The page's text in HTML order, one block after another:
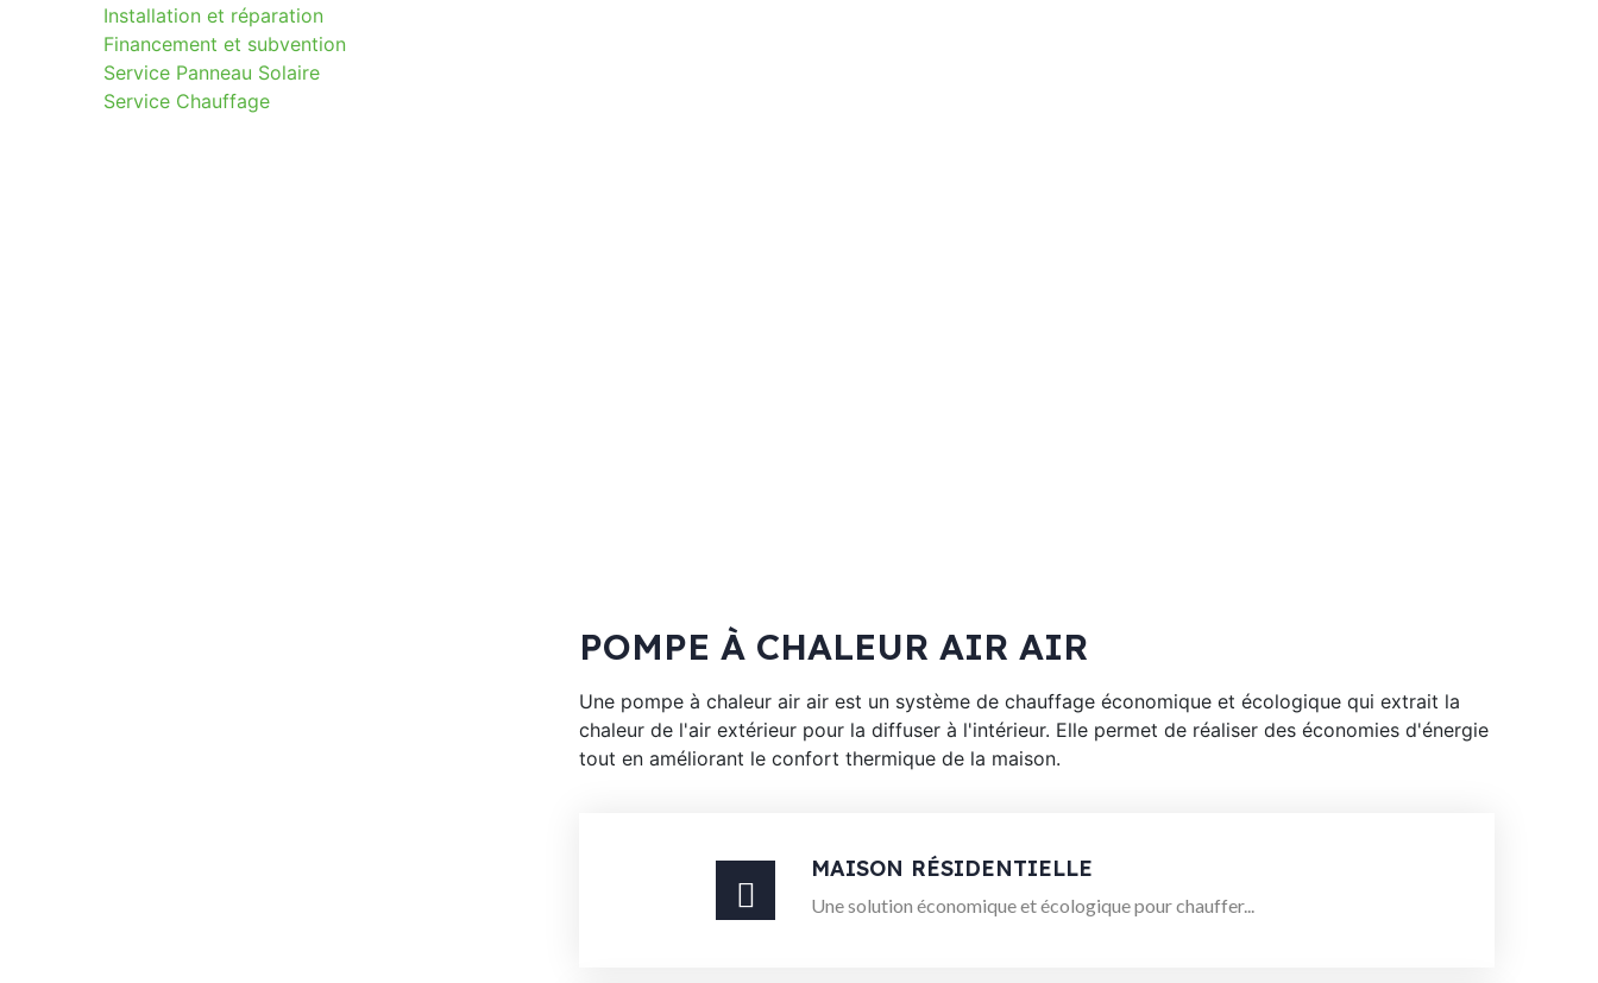
Installation et réparation
Financement et subvention
Service Panneau Solaire
Service Chauffage
POMPE À CHALEUR AIR AIR
Une pompe à chaleur air air est un système de chauffage économique et écologique qui extrait la
chaleur de l'air extérieur pour la diffuser à l'intérieur. Elle permet de réaliser des économies d'énergie
tout en améliorant le confort thermique de la maison.
MAISON RÉSIDENTIELLE
Une solution économique et écologique pour chauffer...